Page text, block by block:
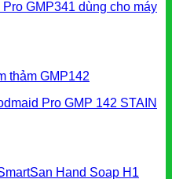
GMP341 dùng cho máy
Pro GMP 142 STAIN